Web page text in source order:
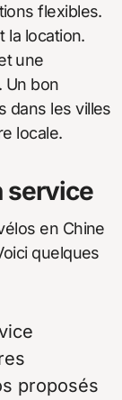
flexibles.
la location.
une
Un bon
dans les villes
locale.
service
en Chine
quelques
proposés